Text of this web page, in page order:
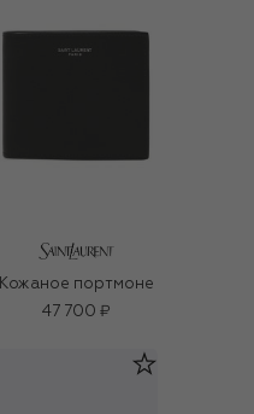
Кожаное портмоне
47 700 ₽